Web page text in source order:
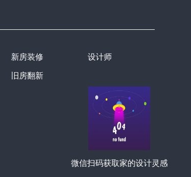
新房装修
旧房翻新
设计师
微信扫码获取家的设计灵感